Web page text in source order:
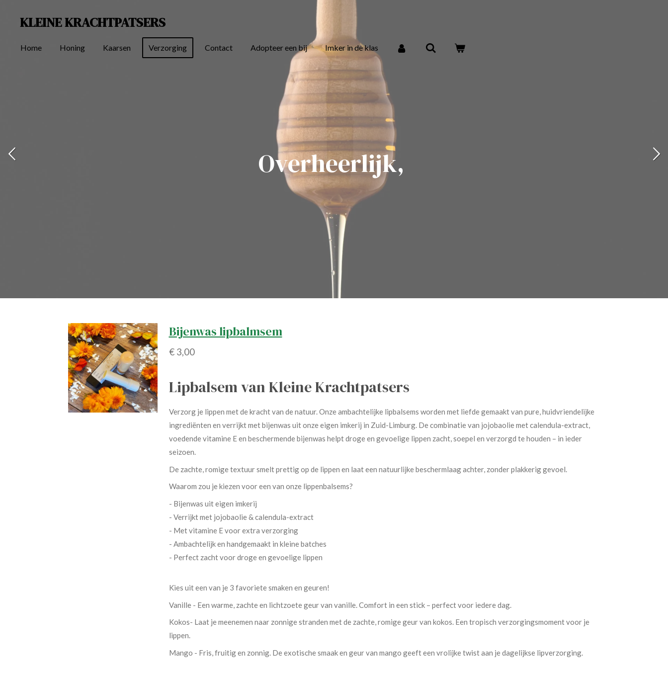
directKLEINE KRACHTPATSERS
Home Honing Kaarsen Verzorging Contact Adopteer een bij Imker in de klas
Overheerlijk,
Bijenwas lipbalmsem
€ 3,00
Lipbalsem van Kleine Krachtpatsers
Verzorg je lippen met de kracht van de natuur. Onze ambachtelijke lipbalsems worden met liefde gemaakt van pure, huidvriendelijke
ingrediënten en verrijkt met bijenwas uit onze eigen imkerij in Zuid-Limburg. De combinatie van jojobaolie met calendula-extract,
voedende vitamine E en beschermende bijenwas helpt droge en gevoelige lippen zacht, soepel en verzorgd te houden – in ieder
seizoen.
De zachte, romige textuur smelt prettig op de lippen en laat een natuurlijke beschermlaag achter, zonder plakkerig gevoel.
Waarom zou je kiezen voor een van onze lippenbalsems?
- Bijenwas uit eigen imkerij
- Verrijkt met jojobaolie & calendula-extract
- Met vitamine E voor extra verzorging
- Ambachtelijk en handgemaakt in kleine batches
- Perfect zacht voor droge en gevoelige lippen
Kies uit een van je 3 favoriete smaken en geuren!
Vanille - Een warme, zachte en lichtzoete geur van vanille. Comfort in een stick – perfect voor iedere dag.
Kokos- Laat je meenemen naar zonnige stranden met de zachte, romige geur van kokos. Een tropisch verzorgingsmoment voor je
lippen.
Mango - Fris, fruitig en zonnig. De exotische smaak en geur van mango geeft een vrolijke twist aan je dagelijkse lipverzorging.